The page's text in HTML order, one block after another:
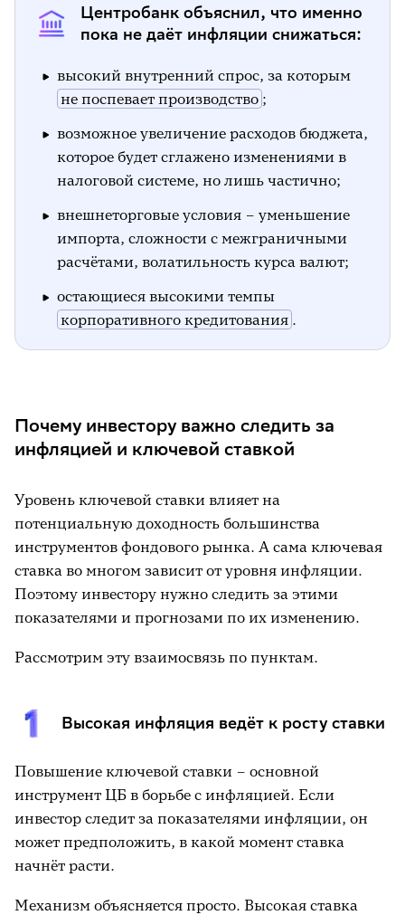
Центробанк объяснил, что именно
пока не даёт инфляции снижаться:
высокий внутренний спрос, за которым
не поспевает производство ;
возможное увеличение расходов бюджета,
которое будет сглажено изменениями в
налоговой системе, но лишь частично;
внешнеторговые условия – уменьшение
импорта, сложности с межграничными
расчётами, волатильность курса валют;
остающиеся высокими темпы
корпоративного кредитования .
Почему инвестору важно следить за
инфляцией и ключевой ставкой
Уровень ключевой ставки влияет на
потенциальную доходность большинства
инструментов фондового рынка. А сама ключевая
ставка во многом зависит от уровня инфляции.
Поэтому инвестору нужно следить за этими
показателями и прогнозами по их изменению.
Рассмотрим эту взаимосвязь по пунктам.
Высокая инфляция ведёт к росту ставки
Повышение ключевой ставки – основной
инструмент ЦБ в борьбе с инфляцией. Если
инвестор следит за показателями инфляции, он
может предположить, в какой момент ставка
начнёт расти.
Механизм объясняется просто. Высокая ставка